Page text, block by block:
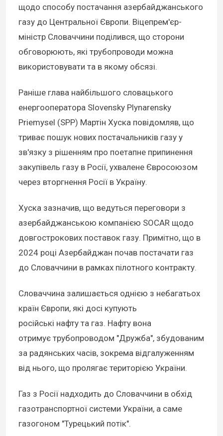
щодо способу постачання азербайджанського
газу до Центральної Європи. Віцепрем'єр-
міністр Словаччини поділився, що сторони
обговорюють, які трубопроводи можна
використовувати та в якому обсязі.
Раніше глава найбільшого словацького
енергооператора Slovensky Plynarensky
Priemysel (SPP) Мартін Хуска повідомляв, що
триває пошук нових постачальників газу у
зв'язку з рішенням про поетапне припинення
закупівель газу в Росії, ухвалене Євросоюзом
через вторгнення Росії в Україну.
Хуска зазначив, що ведуться переговори з
азербайджанською компанією SOCAR щодо
довгострокових поставок газу. Примітно, що в
2024 році Азербайджан почав постачати газ
до Словаччини в рамках пілотного контракту.
Словаччина залишається однією з небагатьох
країн Європи, які досі купують
російські нафту та газ. Нафту вона
отримує трубопроводом "Дружба", збудованим
за радянських часів, зокрема відгалуженням
від нього, що пролягає територією України.
Газ з Росії надходить до Словаччини в обхід
газотранспортної системи України, а саме
газогоном "Турецький потік".